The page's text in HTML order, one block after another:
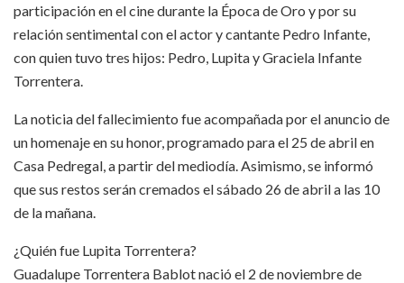
participación en el cine durante la Época de Oro y por su
relación sentimental con el actor y cantante Pedro Infante,
con quien tuvo tres hijos: Pedro, Lupita y Graciela Infante
Torrentera.
La noticia del fallecimiento fue acompañada por el anuncio de
un homenaje en su honor, programado para el 25 de abril en
Casa Pedregal, a partir del mediodía. Asimismo, se informó
que sus restos serán cremados el sábado 26 de abril a las 10
de la mañana.
¿Quién fue Lupita Torrentera?
Guadalupe Torrentera Bablot nació el 2 de noviembre de